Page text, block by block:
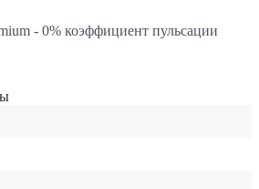
- 0% коэффициент пульсации